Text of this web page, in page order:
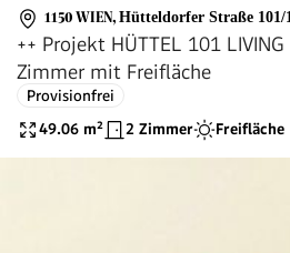
1150 WIEN, Hütteldorfer Straße 101/
++ Projekt HÜTTEL 101 LIVING
Zimmer mit Freifläche
Provisionfrei
49.06 m² 2 Zimmer Freifläche